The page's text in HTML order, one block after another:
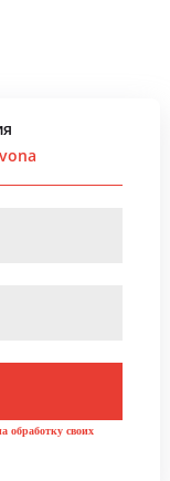
обработку своих